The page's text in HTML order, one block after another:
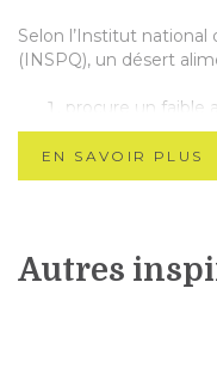
Selon l’Institut
(INSPQ), un désert
procure un faible
d'alimentation
alimentation
publiques,
commerces
Pour pallier à cette
EN SAVOIR PLUS
Autres